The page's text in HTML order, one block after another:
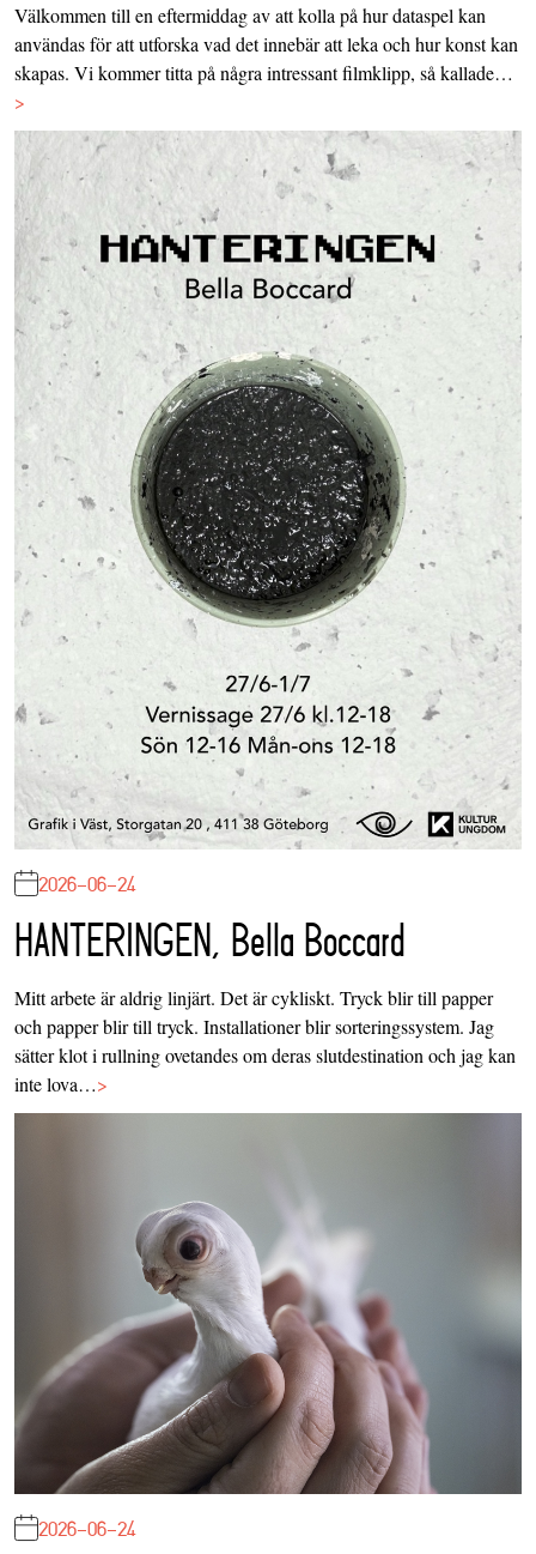
Välkommen till en eftermiddag av att kolla på hur dataspel kan
användas för att utforska vad det innebär att leka och hur konst kan
skapas. Vi kommer titta på några intressant filmklipp, så kallade…
>
2026-06-24
HANTERINGEN, Bella Boccard
Mitt arbete är aldrig linjärt. Det är cykliskt. Tryck blir till papper
och papper blir till tryck. Installationer blir sorteringssystem. Jag
sätter klot i rullning ovetandes om deras slutdestination och jag kan
inte lova…>
2026-06-24